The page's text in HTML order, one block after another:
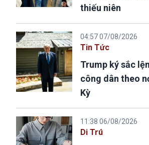
thiếu niên
04:57 07/08/2026
Tin Tức
Trump ký sắc
công dân theo
Kỳ
11:38 06/08/2026
Di Trú